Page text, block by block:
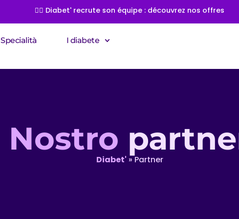
👩‍⚕️ Diabet' recrute son équipe : découvrez nos offres
Specialità I diabete
Nostro
Diabet' »Partner